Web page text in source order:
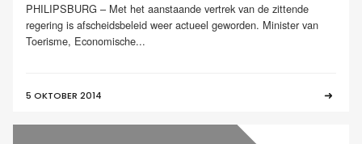
PHILIPSBURG – Met het aanstaande vertrek van de zittende
regering is afscheidsbeleid weer actueel geworden. Minister van
Toerisme, Economische...
5 OKTOBER 2014